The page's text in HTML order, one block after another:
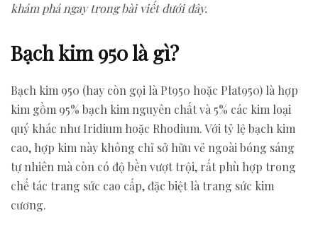
khám phá ngay trong bài viết dưới đây.
Bạch kim 950 là gì?
Bạch kim 950 (hay còn gọi là Pt950 hoặc Plat950) là hợp
kim gồm 95% bạch kim nguyên chất và 5% các kim loại
quý khác như Iridium hoặc Rhodium. Với tỷ lệ bạch kim
cao, hợp kim này không chỉ sở hữu vẻ ngoài bóng sáng
tự nhiên mà còn có độ bền vượt trội, rất phù hợp trong
chế tác trang sức cao cấp, đặc biệt là trang sức kim
cương.